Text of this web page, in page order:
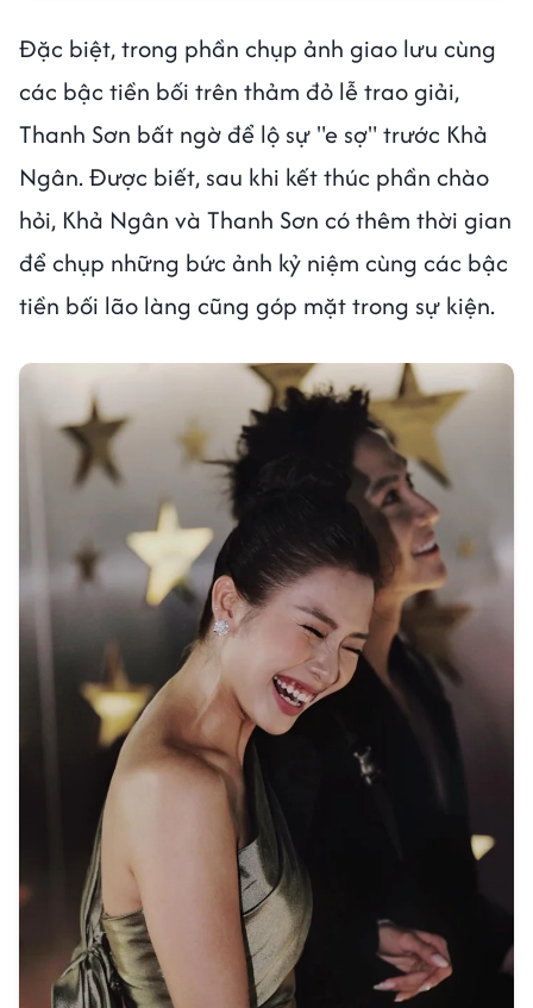
Đặc biệt, trong phần chụp ảnh giao lưu cùng
các bậc tiền bối trên thảm đỏ lễ trao giải,
Thanh Sơn bất ngờ để lộ sự "e sợ" trước Khả
Ngân. Được biết, sau khi kết thúc phần chào
hỏi, Khả Ngân và Thanh Sơn có thêm thời gian
để chụp những bức ảnh kỷ niệm cùng các bậc
tiền bối lão làng cũng góp mặt trong sự kiện.